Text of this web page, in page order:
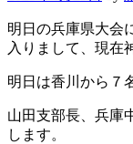
明日の兵庫県大会
入りまして、現在
明日は香川から７
山田支部長、兵庫
します。